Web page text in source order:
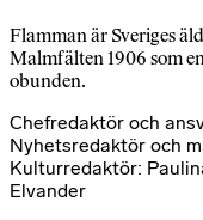
Flamman är Sveriges
Malmfälten 1906 som
obunden.
Chefredaktör och
Nyhetsredaktör och
Kulturredaktör:
Elvander